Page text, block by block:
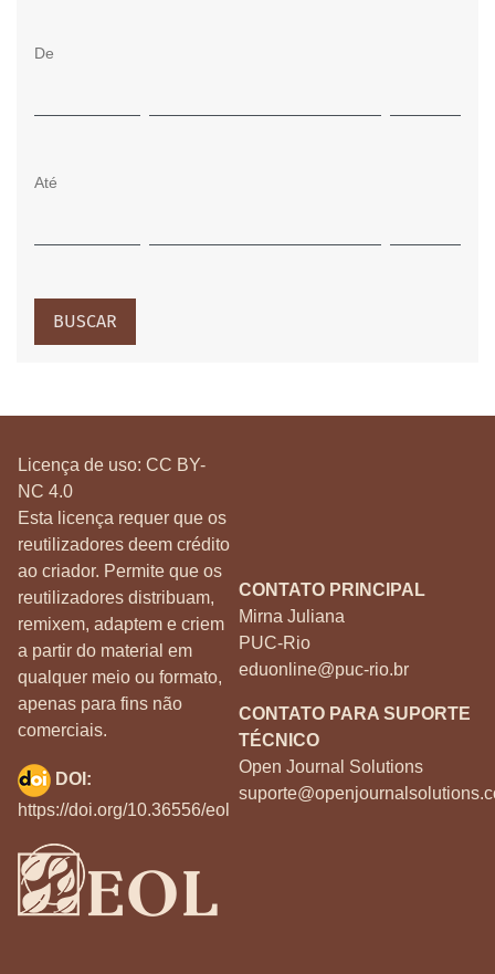
De
Até
BUSCAR
Licença de uso: CC BY-
NC 4.0
Esta licença requer que os
reutilizadores deem crédito
ao criador. Permite que os
reutilizadores distribuam,
remixem, adaptem e criem
a partir do material em
qualquer meio ou formato,
apenas para fins não
comerciais.
CONTATO PRINCIPAL
Mirna Juliana
PUC-Rio
eduonline@puc-rio.br
CONTATO PARA SUPORTE
TÉCNICO
Open Journal Solutions
DOI:
https://doi.org/10.36556/eol